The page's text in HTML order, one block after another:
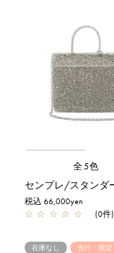
全5色
税込 66,000yen
☆ ☆ ☆ ☆ ☆ (0件)
在庫なし
先行・限定